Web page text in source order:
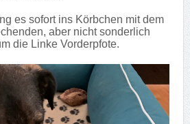
es sofort ins Körbchen mit dem
aber nicht sonderlich
die Linke Vorderpfote.